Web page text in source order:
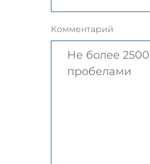
Комментарий